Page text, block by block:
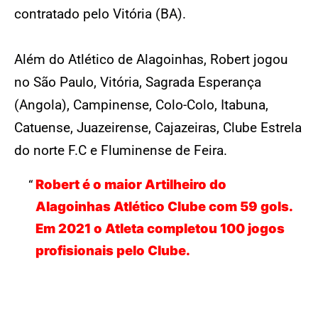
contratado pelo Vitória (BA).
Além do Atlético de Alagoinhas, Robert jogou
no São Paulo, Vitória, Sagrada Esperança
(Angola), Campinense, Colo-Colo, Itabuna,
Catuense, Juazeirense, Cajazeiras, Clube Estrela
do norte F.C e Fluminense de Feira.
Robert é o maior Artilheiro do
Alagoinhas Atlético Clube com 59 gols.
Em 2021 o Atleta completou 100 jogos
profisionais pelo Clube.